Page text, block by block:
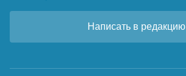
Написать в редакцию